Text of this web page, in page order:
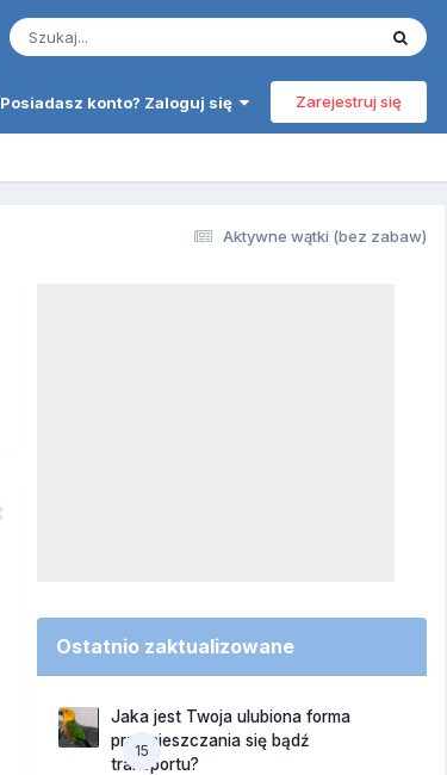
Posiadasz konto? Zaloguj się Zarejestruj się
Aktywne wątki (bez zabaw)
Ostatnio zaktualizowane
15
Jaka jest Twoja ulubiona forma
przemieszczania się bądź
transportu?